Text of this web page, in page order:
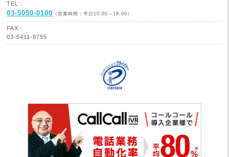
TEL：
03-5050-0100 （営業時間：平日10:00～18:00）
FAX：
03-5411-8755